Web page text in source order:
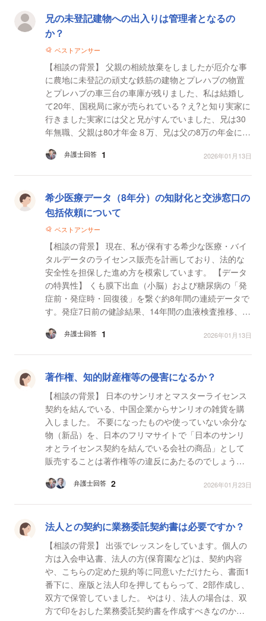
兄の未登記建物への出入りは管理者となるの
か？
ベストアンサー
【相談の背景】 父親の相続放棄をしましたが厄介な事
に農地に未登記の頑丈な鉄筋の建物とプレハブの物置
とプレハブの車三台の車庫が残りました、私は結婚し
て20年、国税局に家が売られている？え?と知り実家に
行きました実家には父と兄がすんでいました、兄は30
年無職、父親は80才年金８万、兄は父の8万の年金に依
ないだ...弁護士回答 1 2026年01月13日
希少医療データ（8年分）の知財化と交渉窓口の
包括依頼について
ベストアンサー
【相談の背景】 現在、私が保有する希少な医療・バイ
タルデータのライセンス販売を計画しており、法的な
安全性を担保した進め方を模索しています。 【データ
の特異性】 くも膜下出血（小脳）および糖尿病の「発
症前・発症時・回復後」を繋ぐ約8年間の連続データで
す。発症7日前の健診結果、14年間の血液検査推移、8
保...
弁護士回答 1 2026年01月13日
著作権、知的財産権等の侵害になるか？
【相談の背景】 日本のサンリオとマスターライセンス
契約を結んでいる、中国企業からサンリオの雑貨を購
入しました。 不要になったものや使っていない余分な
物（新品）を、日本のフリマサイトで「日本のサンリ
オとライセンス契約を結んでいる会社の商品」として
販売することは著作権等の違反にあたるのでしょう
いるも...弁護士回答 2 2026年01月23日
法人との契約に業務委託契約書は必要ですか？
【相談の背景】 出張でレッスンをしています。個人の
方は入会申込書、法人の方(保育園など)は、契約内容
や、こちらの定めた規約等に同意いただけたら、書面1
番下に、座版と法人印を押してもらって、2部作成し、
双方で保管していました。 やはり、法人の場合は、双
方で印をおした業務委託契約書を作成すべきなのか、